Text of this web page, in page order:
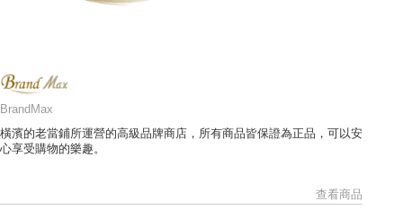
BrandMax
橫濱的老當鋪所運營的高級品牌商店，所有商品皆保證為正品，可以安
心享受購物的樂趣。
查看商品